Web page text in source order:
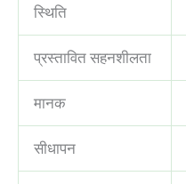
स्थिति
प्रस्तावित सहनशीलता
मानक
सीधापन